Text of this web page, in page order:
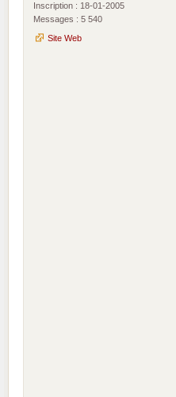
Inscription : 18-01-2005
Messages : 5 540
Site Web